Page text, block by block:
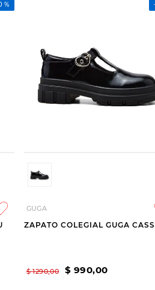
%
GUGA
ZAPATO COLEGIAL GUGA
$ 1290,00 $ 990,00